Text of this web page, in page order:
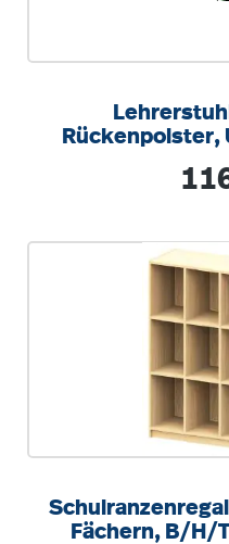
Rückenpolster,
Fächern, B/H/